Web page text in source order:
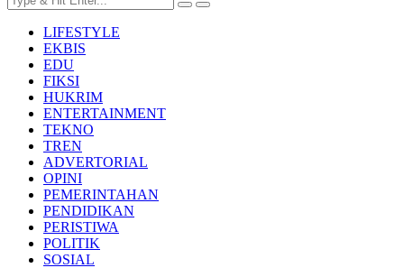
LIFESTYLE
EKBIS
EDU
FIKSI
HUKRIM
ENTERTAINMENT
TEKNO
TREN
ADVERTORIAL
OPINI
PEMERINTAHAN
PENDIDIKAN
PERISTIWA
POLITIK
SOSIAL